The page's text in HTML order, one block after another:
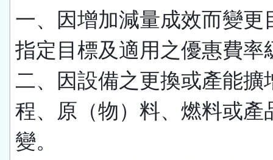
一、因增加減量成效而變更
指定目標及適用之優惠費率
二、因設備之更換或產能擴
程、原（物）料、燃料或產
變。